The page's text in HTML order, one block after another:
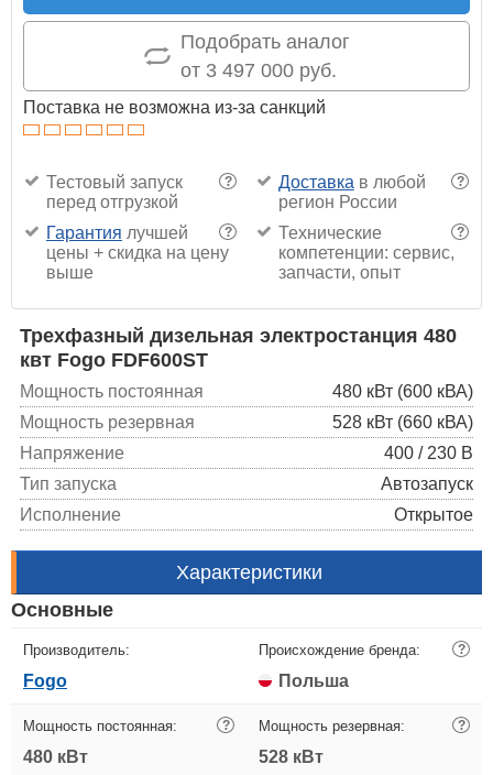
Подобрать аналог
от 3 497 000 руб.
Поставка не возможна из-за санкций
?
Тестовый запуск
перед отгрузкой
?
Доставка в любой
регион России
?
Гарантия лучшей
цены + скидка на цену
выше
?
Технические
компетенции: сервис,
запчасти, опыт
Трехфазный дизельная электростанция 480
квт Fogo FDF600ST
Мощность постоянная
480 кВт (600 кВА)
Мощность резервная
528 кВт (660 кВА)
Напряжение
400 / 230 В
Тип запуска
Автозапуск
Исполнение
Открытое
Характеристики
Основные
Производитель:
Fogo
Происхождение бренда: ?
Польша
Мощность постоянная: ?
480 кВт
Мощность резервная: ?
528 кВт